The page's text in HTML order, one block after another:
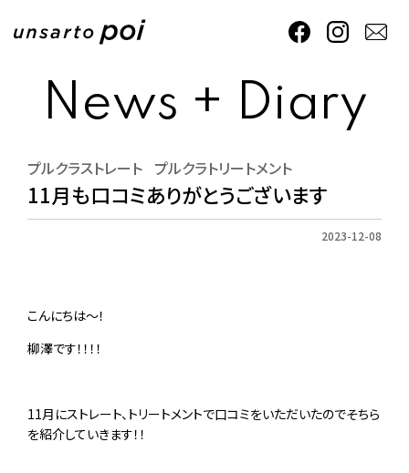
News + Diary
プルクラストレート プルクラトリートメント
11月も口コミありがとうございます
2023-12-08
こんにちは～！
柳澤です！！！！
11月にストレート、トリートメントで口コミをいただいたのでそちら
を紹介していきます！！